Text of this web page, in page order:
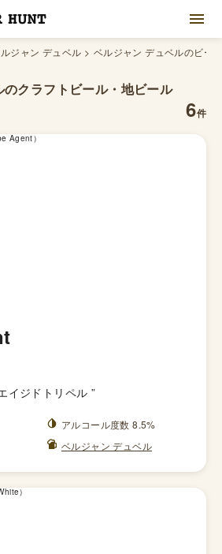
ジャン デュベル ベルジャン デュベルのビー
のクラフトビール・地ビール
6件
イジドトリペル ”
アルコール度数 8.5%
ベルジャン デュベル